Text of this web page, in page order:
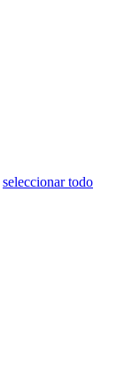
seleccionar todo